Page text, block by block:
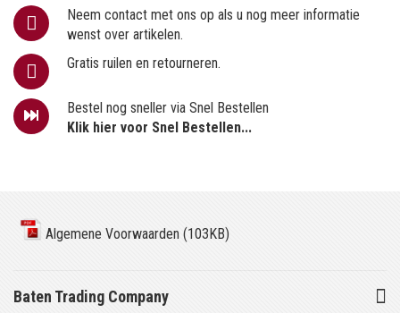
Neem contact met ons op als u nog meer informatie
wenst over artikelen.
Gratis ruilen en retourneren.
Bestel nog sneller via Snel Bestellen
Klik hier voor Snel Bestellen...
Algemene Voorwaarden (103KB)
Baten Trading Company